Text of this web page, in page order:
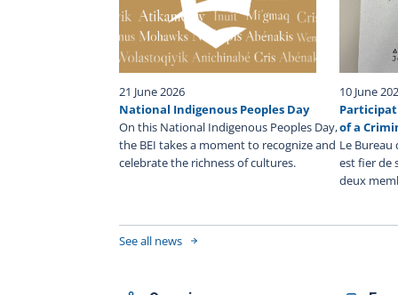
Police Service intervention on December 20, 2025,
died. No further information can be released, and
BEI’s investigation is ongoing. The BEI's mandate
fully investigate the facts surrounding
interventions. The BEI investigates all cases
person, other than a police officer on duty,
sustains a serious injury, or is injured by a
used by a police officer during a police intervention
while in police custody.
21 June 2026
National Indigenous Peoples Day
On this National Indigenous Peoples Day,
the BEI takes a moment to recognize and
celebrate the richness of cultures.
10 June
of a
Le
est fier de
deux
See all news